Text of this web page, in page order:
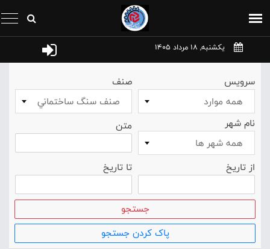
یکشنبه, 18 مرداد 1405
سرویس
همه موارد
صنف
صنف سنگ ساختماني
نام شهر
همه شهر ها
متن
از تاریخ تا تاریخ
جستجو
پاک کردن جستجو